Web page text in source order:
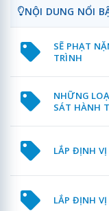
NỘI DUNG NỔI
SẼ PHẠT
TRÌNH
NHỮNG
SÁT HÀNH
LẮP ĐỊNH
LẮP ĐỊNH VỊ